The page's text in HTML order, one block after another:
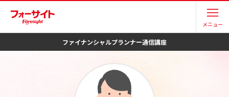
メニュー
ファイナンシャルプランナー通信講座